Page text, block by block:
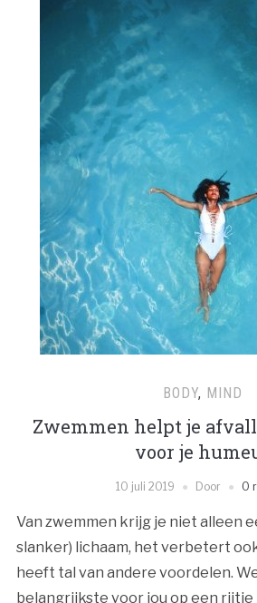
BODY, MIND
Zwemmen helpt je
voor je
10 juli 2019 Door 0
Van zwemmen krijg je niet alleen
slanker) lichaam, het verbetert
heeft tal van andere voordelen.
belangrijkste voor jou op een rijtje